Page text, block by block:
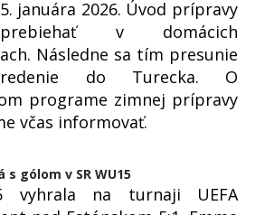
januára 2026. Úvod prípravy
v domácich
Následne sa tím presunie
do Turecka. O
programe zimnej prípravy
včas informovať.
s gólom v SR WU15
vyhrala na turnaji UEFA